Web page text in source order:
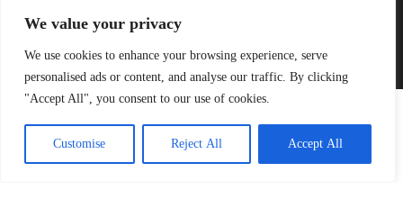
We value your privacy
We use cookies to enhance your browsing experience, serve
personalised ads or content, and analyse our traffic. By clicking
"Accept All", you consent to our use of cookies.
Customise Reject All Accept All